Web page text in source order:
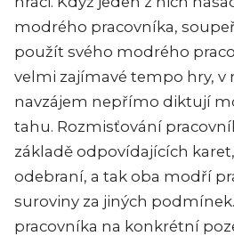
modrého pracovníka,
použít svého modrého
velmi zajímavé tempo hry, v
navzájem nepřímo diktují
tahu. Rozmisťování
základě odpovídajících
odebraní, a tak oba modří
suroviny za jiných
pracovníka na konkrétní